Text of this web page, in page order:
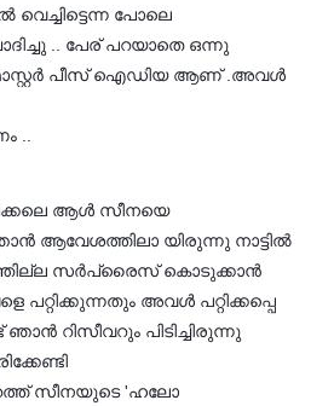
പോലെ
.. പേര് പറയാതെ ഒന്നു
മാസ്റ്റർ പീസ് ഐഡിയ ആണ് .അവൾ
..
ആൾ സീനയെ
ആവേശത്തിലാ യിരുന്നു നാട്ടിൽ
സർപ്രൈസ് കൊടുക്കാൻ
പറ്റിക്കുന്നതും അവൾ പറ്റിക്കപ്പെ
റിസീവറും പിടിച്ചിരുന്നു
സീനയുടെ 'ഹലോ